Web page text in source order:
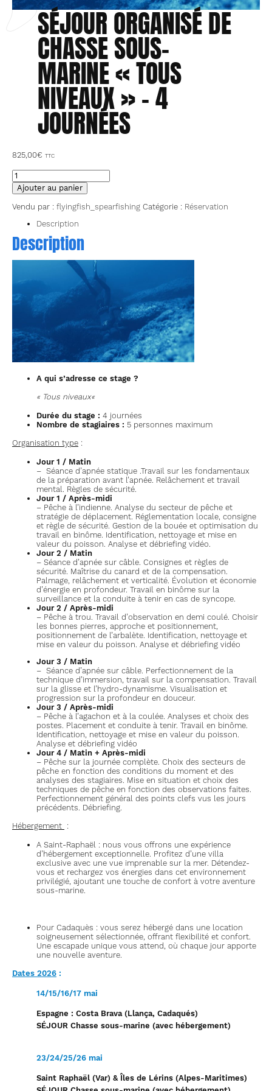
SÉJOUR ORGANISÉ DE
CHASSE SOUS-
MARINE « TOUS
NIVEAUX » – 4
JOURNÉES
825,00€ TTC
quantité
de
Séjour
de
chasse
marine
"tous
journées
Ajouter au panier
Vendu par : flyingfish_spearfishing Catégorie : Réservation
Description
Description
A qui s’adresse ce stage ?
« Tous niveaux«
Durée du stage : 4 journées
Nombre de stagiaires : 5 personnes maximum
Organisation type :
Jour 1 / Matin
– Séance d’apnée statique .Travail sur les fondamentaux
de la préparation avant l’apnée. Relâchement et travail
mental. Règles de sécurité.
Jour 1 / Après-midi
– Pêche à l’indienne. Analyse du secteur de pêche et
stratégie de déplacement. Réglementation locale, consigne
et règle de sécurité. Gestion de la bouée et optimisation du
travail en binôme. Identification, nettoyage et mise en
valeur du poisson. Analyse et débriefing vidéo.
Jour 2 / Matin
– Séance d’apnée sur câble. Consignes et règles de
sécurité. Maîtrise du canard et de la compensation.
Palmage, relâchement et verticalité. Évolution et économie
d’énergie en profondeur. Travail en binôme sur la
surveillance et la conduite à tenir en cas de syncope.
Jour 2 / Après-midi
– Pêche à trou. Travail d’observation en demi coulé. Choisir
les bonnes pierres, approche et positionnement,
positionnement de l’arbalète. Identification, nettoyage et
mise en valeur du poisson. Analyse et débriefing vidéo
Jour 3 / Matin
– Séance d’apnée sur câble. Perfectionnement de la
technique d’immersion, travail sur la compensation. Travail
sur la glisse et l’hydro-dynamisme. Visualisation et
progression sur la profondeur en douceur.
Jour 3 / Après-midi
– Pêche à l’agachon et à la coulée. Analyses et choix des
postes. Placement et conduite à tenir. Travail en binôme.
Identification, nettoyage et mise en valeur du poisson.
Analyse et débriefing vidéo
Jour 4 / Matin + Après-midi
– Pêche sur la journée complète. Choix des secteurs de
pêche en fonction des conditions du moment et des
analyses des stagiaires. Mise en situation et choix des
techniques de pêche en fonction des observations faites.
Perfectionnement général des points clefs vus les jours
précédents. Débriefing.
Hébergement :
A Saint-Raphaël : nous vous offrons une expérience
d’hébergement exceptionnelle. Profitez d’une villa
exclusive avec une vue imprenable sur la mer. Détendez-
vous et rechargez vos énergies dans cet environnement
privilégié, ajoutant une touche de confort à votre aventure
sous-marine.
Pour Cadaquès : vous serez hébergé dans une location
soigneusement sélectionnée, offrant flexibilité et confort.
Une escapade unique vous attend, où chaque jour apporte
une nouvelle aventure.
Dates 2026 :
14/15/16/17 mai
Espagne : Costa Brava (Llança, Cadaqués)
SÉJOUR Chasse sous-marine (avec hébergement)
23/24/25/26 mai
Saint Raphaël (Var) & Îles de Lérins (Alpes-Maritimes)